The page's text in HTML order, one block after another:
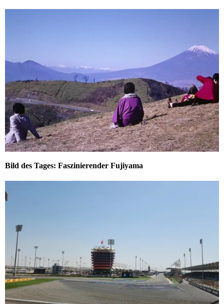
Bild des Tages: Faszinierender Fujiyama